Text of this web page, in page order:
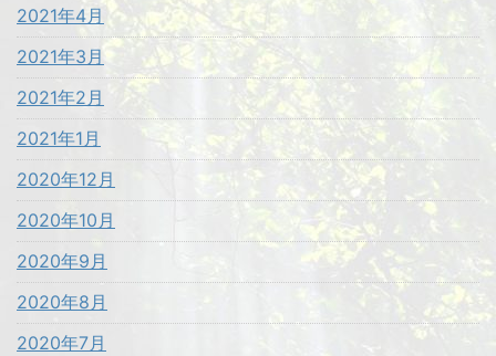
2021年4月
2021年3月
2021年2月
2021年1月
2020年12月
2020年10月
2020年9月
2020年8月
2020年7月